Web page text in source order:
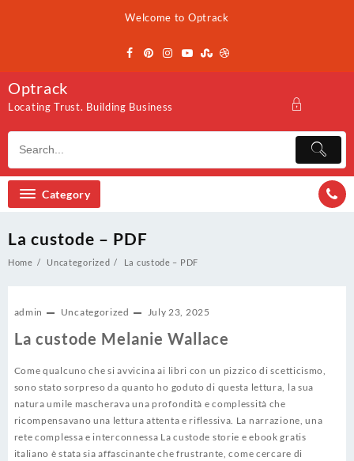
Welcome to Optrack
Optrack
Locating Trust. Building Business
Category
La custode – PDF
Home Uncategorized La custode – PDF
admin Uncategorized July 23, 2025
La custode Melanie Wallace
Come qualcuno che si avvicina ai libri con un pizzico di scetticismo,
sono stato sorpreso da quanto ho goduto di questa lettura, la sua
natura umile mascherava una profondità e complessità che
ricompensavano una lettura attenta e riflessiva. La narrazione, una
rete complessa e interconnessa La custode storie e ebook gratis
italiano è stata sia affascinante che frustrante, come cercare di